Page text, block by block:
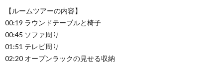
【ルームツアーの内容】
00:19 ラウンドテーブルと椅子
00:45 ソファ周り
01:51 テレビ周り
02:20 オープンラックの見せる収納